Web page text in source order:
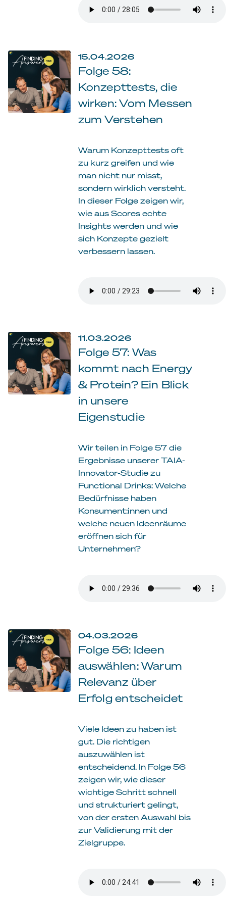
15.04.2026
Folge 58:
Konzepttests, die
wirken: Vom Messen
zum Verstehen
Warum Konzepttests oft
zu kurz greifen und wie
man nicht nur misst,
sondern wirklich versteht.
In dieser Folge zeigen wir,
wie aus Scores echte
Insights werden und wie
sich Konzepte gezielt
verbessern lassen.
11.03.2026
Folge 57: Was
kommt nach Energy
& Protein? Ein Blick
in unsere
Eigenstudie
Wir teilen in Folge 57 die
Ergebnisse unserer TAIA-
Innovator-Studie zu
Functional Drinks: Welche
Bedürfnisse haben
Konsument:innen und
welche neuen Ideenräume
eröffnen sich für
Unternehmen?
04.03.2026
Folge 56: Ideen
auswählen: Warum
Relevanz über
Erfolg entscheidet
Viele Ideen zu haben ist
gut. Die richtigen
auszuwählen ist
entscheidend. In Folge 56
zeigen wir, wie dieser
wichtige Schritt schnell
und strukturiert gelingt,
von der ersten Auswahl bis
zur Validierung mit der
Zielgruppe.